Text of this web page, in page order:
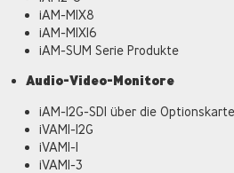
iAM-MIX8
iAM-MIX16
iAM-SUM Serie Produkte
Audio-Video-Monitore
iAM-12G-SDI über die
iVAM1-12G
iVAM1-1
iVAM1-3